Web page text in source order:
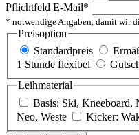
Pflichtfeld E-Mail*
* notwendige Angaben, damit wir
Preisoption
Standardpreis
1 Stunde flexibel
Leihmaterial
Basis: Ski, Kneeboard,
Neo, Weste
Kicker: